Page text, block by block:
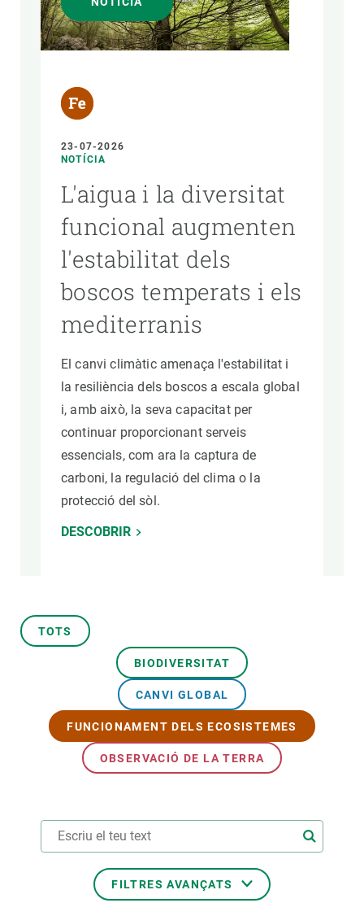
23-07-2026
NOTÍCIA
L'aigua i la diversitat
funcional augmenten
l'estabilitat dels
boscos temperats i els
mediterranis
El canvi climàtic amenaça l'estabilitat i
la resiliència dels boscos a escala global
i, amb això, la seva capacitat per
continuar proporcionant serveis
essencials, com ara la captura de
carboni, la regulació del clima o la
protecció del sòl.
DESCOBRIR
TOTS
BIODIVERSITAT
CANVI GLOBAL
FUNCIONAMENT DELS ECOSISTEMES
OBSERVACIÓ DE LA TERRA
FILTRES AVANÇATS
PARTICIPA